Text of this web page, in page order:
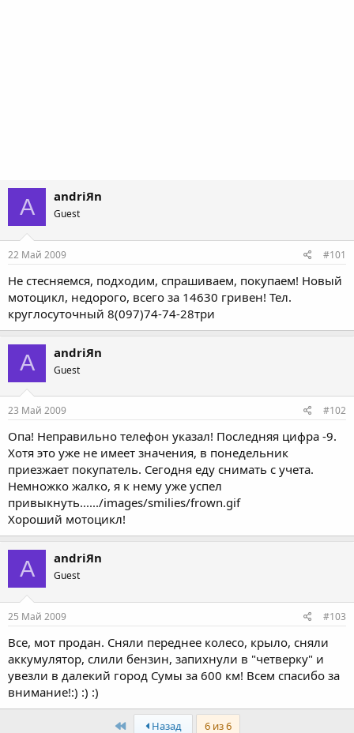
A andriЯn
Guest
22 Май 2009 #101
Не стесняемся, подходим, спрашиваем, покупаем! Новый
мотоцикл, недорого, всего за 14630 гривен! Тел.
круглосуточный 8(097)74-74-28три
A andriЯn
Guest
23 Май 2009 #102
Опа! Неправильно телефон указал! Последняя цифра -9.
Хотя это уже не имеет значения, в понедельник
приезжает покупатель. Сегодня еду снимать с учета.
Немножко жалко, я к нему уже успел
привыкнуть....../images/smilies/frown.gif
Хороший мотоцикл!
A andriЯn
Guest
25 Май 2009 #103
Все, мот продан. Сняли переднее колесо, крыло, сняли
аккумулятор, слили бензин, запихнули в "четверку" и
увезли в далекий город Сумы за 600 км! Всем спасибо за
внимание!:) :) :)
First Назад 6 из 6